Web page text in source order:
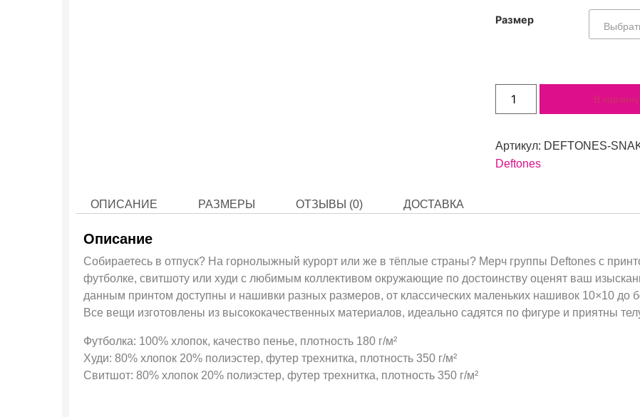
Размер
В корзину
Артикул: DEFTONES-
Deftones
ОПИСАНИЕ РАЗМЕРЫ ОТЗЫВЫ (0) ДОСТАВКА
Описание
Собираетесь в отпуск? На горнолыжный курорт или же в тёплые страны? Мерч группы Deftones с
футболке, свитшоту или худи с любимым коллективом окружающие по достоинству оценят ваш
данным принтом доступны и нашивки разных размеров, от классических маленьких нашивок 10×10 до
Все вещи изготовлены из высококачественных материалов, идеально садятся по фигуре и приятны
Футболка: 100% хлопок, качество пенье, плотность 180 г/м²
Худи: 80% хлопок 20% полиэстер, футер трехнитка, плотность 350 г/м²
Свитшот: 80% хлопок 20% полиэстер, футер трехнитка, плотность 350 г/м²